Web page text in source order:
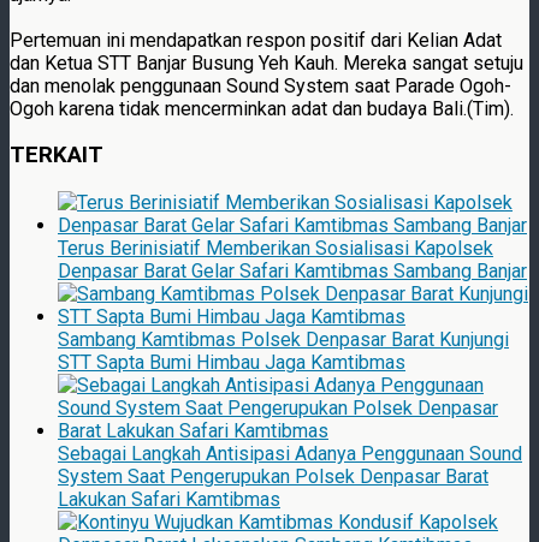
Pertemuan ini mendapatkan respon positif dari Kelian Adat
dan Ketua STT Banjar Busung Yeh Kauh. Mereka sangat setuju
dan menolak penggunaan Sound System saat Parade Ogoh-
Ogoh karena tidak mencerminkan adat dan budaya Bali.(Tim).
TERKAIT
Terus Berinisiatif Memberikan Sosialisasi Kapolsek
Denpasar Barat Gelar Safari Kamtibmas Sambang Banjar
Sambang Kamtibmas Polsek Denpasar Barat Kunjungi
STT Sapta Bumi Himbau Jaga Kamtibmas
Sebagai Langkah Antisipasi Adanya Penggunaan Sound
System Saat Pengerupukan Polsek Denpasar Barat
Lakukan Safari Kamtibmas